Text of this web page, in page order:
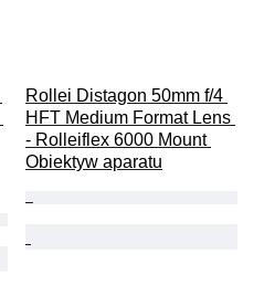
Rollei Distagon 50mm f/4
HFT Medium Format Lens
- Rolleiflex 6000 Mount
Obiektyw aparatu